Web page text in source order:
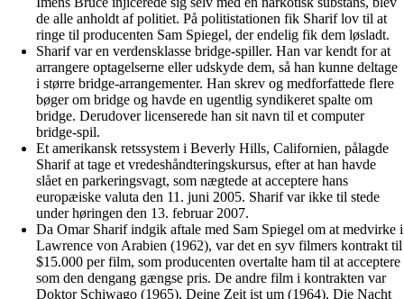
de alle anholdt af politiet. På politistationen fik Sharif lov til at
ringe til producenten Sam Spiegel, der endelig fik dem løsladt.
Sharif var en verdensklasse bridge-spiller. Han var kendt for at
arrangere optagelserne eller udskyde dem, så han kunne deltage
i større bridge-arrangementer. Han skrev og medforfattede flere
bøger om bridge og havde en ugentlig syndikeret spalte om
bridge. Derudover licenserede han sit navn til et computer
bridge-spil.
Et amerikansk retssystem i Beverly Hills, Californien, pålagde
Sharif at tage et vredeshåndteringskursus, efter at han havde
slået en parkeringsvagt, som nægtede at acceptere hans
europæiske valuta den 11. juni 2005. Sharif var ikke til stede
under høringen den 13. februar 2007.
Da Omar Sharif indgik aftale med Sam Spiegel om at medvirke i
Lawrence von Arabien (1962), var det en syv filmers kontrakt til
$15.000 per film, som producenten overtalte ham til at acceptere
som den dengang gængse pris. De andre film i kontrakten var
Doktor Schiwago (1965), Deine Zeit ist um (1964), Die Nacht